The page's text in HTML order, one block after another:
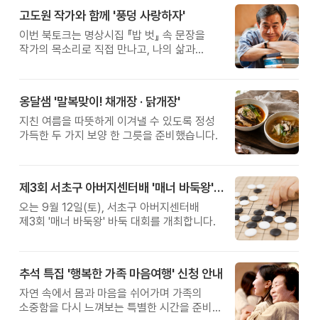
고도원 작가와 함께 '풍덩 사랑하자'
이번 북토크는 명상시집 『밥 벗』 속 문장을
작가의 목소리로 직접 만나고, 나의 삶과
옹달샘 '말복맞이! 채개장 · 닭개장'
지친 여름을 따뜻하게 이겨낼 수 있도록 정성
가득한 두 가지 보양 한 그릇을 준비했습니다.
제3회 서초구 아버지센터배 '매너 바둑왕' 대회
오는 9월 12일(토), 서초구 아버지센터배
제3회 '매너 바둑왕' 바둑 대회를 개최합니다.
추석 특집 '행복한 가족 마음여행' 신청 안내
자연 속에서 몸과 마음을 쉬어가며 가족의
소중함을 다시 느껴보는 특별한 시간을 준비해